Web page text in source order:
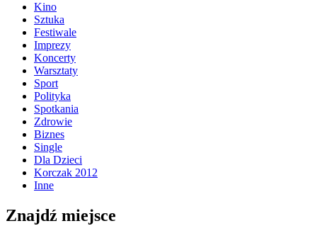
Kino
Sztuka
Festiwale
Imprezy
Koncerty
Warsztaty
Sport
Polityka
Spotkania
Zdrowie
Biznes
Single
Dla Dzieci
Korczak 2012
Inne
Znajdź miejsce